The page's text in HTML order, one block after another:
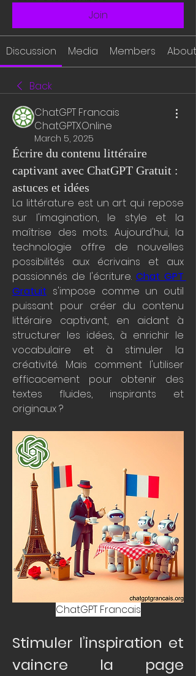
Join
Discussion Media Members About
Back
ChatGPT Francais
ChatGPTXOnline
March 5, 2025
Écrire du contenu littéraire
captivant avec ChatGPT Gratuit :
astuces et idées
La littérature est un art qui repose
sur l'imagination, le style et la
maîtrise des mots. Aujourd'hui, la
technologie offre de nouvelles
possibilités aux écrivains et aux
passionnés de l'écriture. Chat GPT
Gratuit s'impose comme un outil
puissant pour créer du contenu
littéraire captivant, en aidant à
structurer les idées, à enrichir le
vocabulaire et à stimuler la
créativité. Mais comment l'utiliser
efficacement pour obtenir des
textes fluides, inspirants et
originaux ?
ChatGPT Francais
Stimuler l’inspiration et
vaincre la page